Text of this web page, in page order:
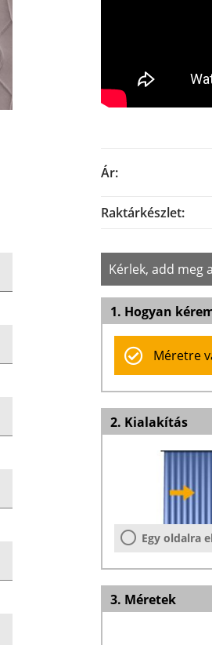
Ár:
Raktárkészlet:
Kérlek, add meg
1. Hogyan
Méretre
2. Kialakítás
Egy oldalra
3. Méretek